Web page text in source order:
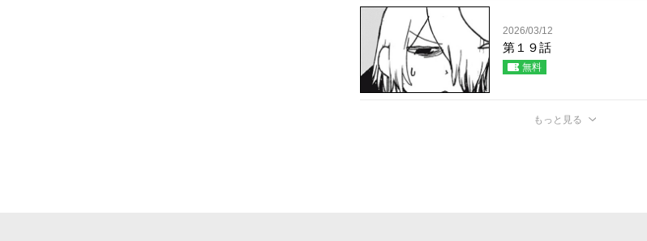
2026/03/12
第１９話
無料
もっと見る